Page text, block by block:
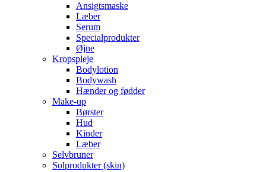
Ansigtsmaske
Læber
Serum
Specialprodukter
Øjne
Kropspleje
Bodylotion
Bodywash
Hænder og fødder
Make-up
Børster
Hud
Kinder
Læber
Selvbruner
Solprodukter (skin)